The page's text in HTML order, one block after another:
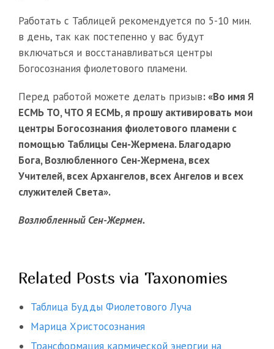
Работать с Таблицей рекомендуется по 5-10 мин.
в день, так как постепенно у вас будут
включаться и восстанавливаться центры
Богосознания фиолетового пламени.
Перед работой можете делать призыв: «Во имя Я
ЕСМЬ ТО, ЧТО Я ЕСМЬ, я прошу активировать мои
центры Богосознания фиолетового пламени с
помощью Таблицы Сен-Жермена. Благодарю
Бога, Возлюбленного Сен-Жермена, всех
Учителей, всех Архангелов, всех Ангелов и всех
служителей Света».
Возлюбленный Сен-Жермен.
Related Posts via Taxonomies
Таблица Будды Фиолетового Луча
Марица Христосознания
Трансформация кармической энергии на